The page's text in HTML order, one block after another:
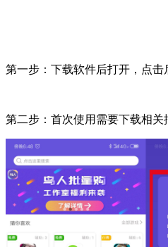
第一步：下载软件后打开，点击
第二步：首次使用需要下载相关